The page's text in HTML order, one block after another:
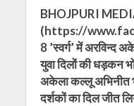
BHOJPURI
(https://
8 ’स्वर्ग’ में अरविन्द
युवा दिलों की धड़कन
अकेला कल्लू अभिनीत
दर्शकों का दिल जीत